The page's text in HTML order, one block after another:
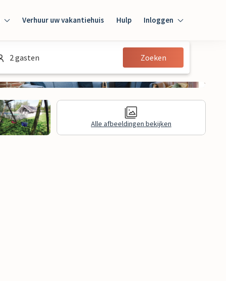
Verhuur uw vakantiehuis Hulp Inloggen
Inloggen
Gast
2 gasten Zoeken
Alle afbeeldingen bekijken